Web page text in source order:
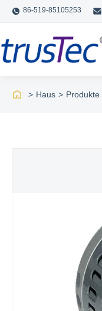
86-519-85105253
> Haus > Produkte